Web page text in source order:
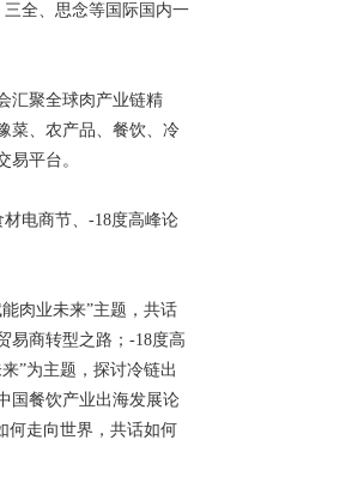
全、思念等国际国内一
汇聚全球肉产业链精
菜、农产品、餐饮、冷
平台。
电商节、-18度高峰论
肉业未来”主题，共话
易商转型之路；-18度高
”为主题，探讨冷链出
国餐饮产业出海发展论
何走向世界，共话如何